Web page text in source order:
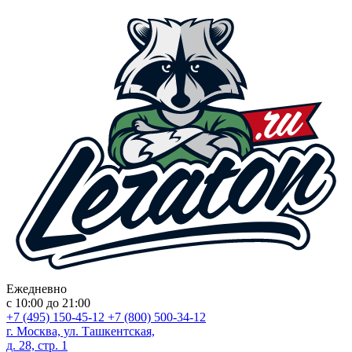
Ежедневно
с 10:00 до 21:00
+7 (495) 150-45-12 +7 (800) 500-34-12
г. Москва, ул. Ташкентская,
д. 28, стр. 1